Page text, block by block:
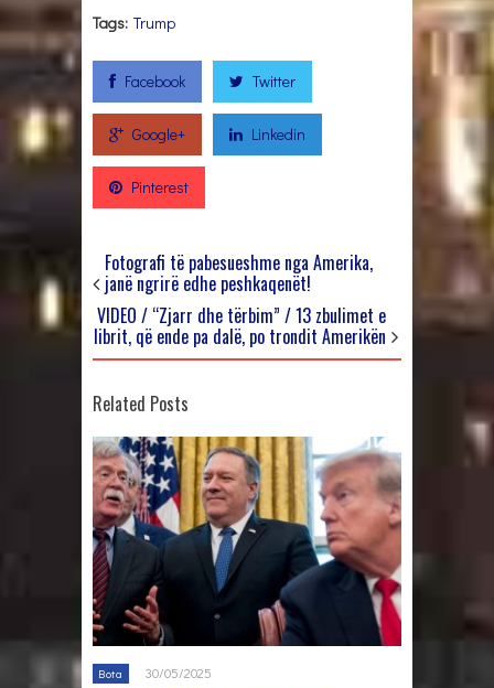
Tags: Trump
Facebook Twitter
Google+ Linkedin
Pinterest
Fotografi të pabesueshme nga Amerika,
janë ngrirë edhe peshkaqenët!
VIDEO / “Zjarr dhe tërbim” / 13 zbulimet e
librit, që ende pa dalë, po trondit Amerikën
Related Posts
Bota 30/05/2025